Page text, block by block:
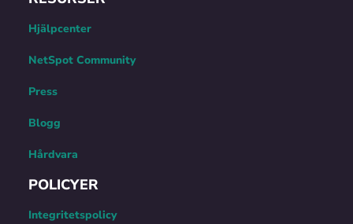
Hjälpcenter
NetSpot Community
Press
Blogg
Hårdvara
POLICYER
Integritetspolicy